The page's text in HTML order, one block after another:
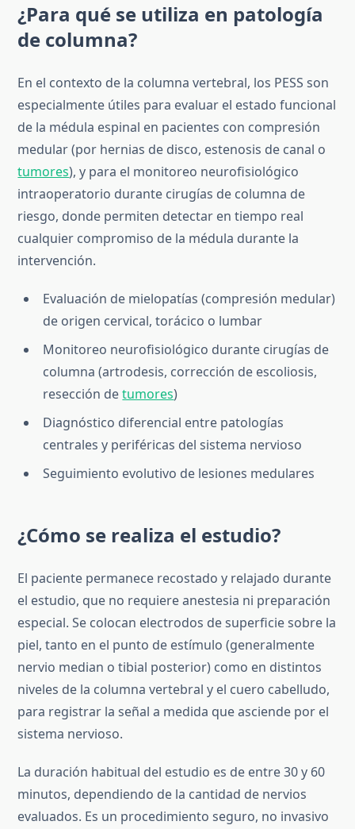
¿Para qué se utiliza en patología
de columna?
En el contexto de la columna vertebral, los PESS son
especialmente útiles para evaluar el estado funcional
de la médula espinal en pacientes con compresión
medular (por hernias de disco, estenosis de canal o
tumores), y para el monitoreo neurofisiológico
intraoperatorio durante cirugías de columna de
riesgo, donde permiten detectar en tiempo real
cualquier compromiso de la médula durante la
intervención.
Evaluación de mielopatías (compresión medular)
de origen cervical, torácico o lumbar
Monitoreo neurofisiológico durante cirugías de
columna (artrodesis, corrección de escoliosis,
resección detumores)
Diagnóstico diferencial entre patologías
centrales y periféricas del sistema nervioso
Seguimiento evolutivo de lesiones medulares
¿Cómo se realiza el estudio?
El paciente permanece recostado y relajado durante
el estudio, que no requiere anestesia ni preparación
especial. Se colocan electrodos de superficie sobre la
piel, tanto en el punto de estímulo (generalmente
nervio median o tibial posterior) como en distintos
niveles de la columna vertebral y el cuero cabelludo,
para registrar la señal a medida que asciende por el
sistema nervioso.
La duración habitual del estudio es de entre 30 y 60
minutos, dependiendo de la cantidad de nervios
evaluados. Es un procedimiento seguro, no invasivo